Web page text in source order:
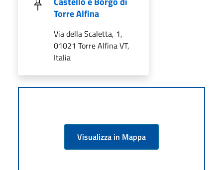
Torre Alfina
Via della Scaletta, 1,
01021 Torre Alfina VT,
Italia
Visualizza in Mappa